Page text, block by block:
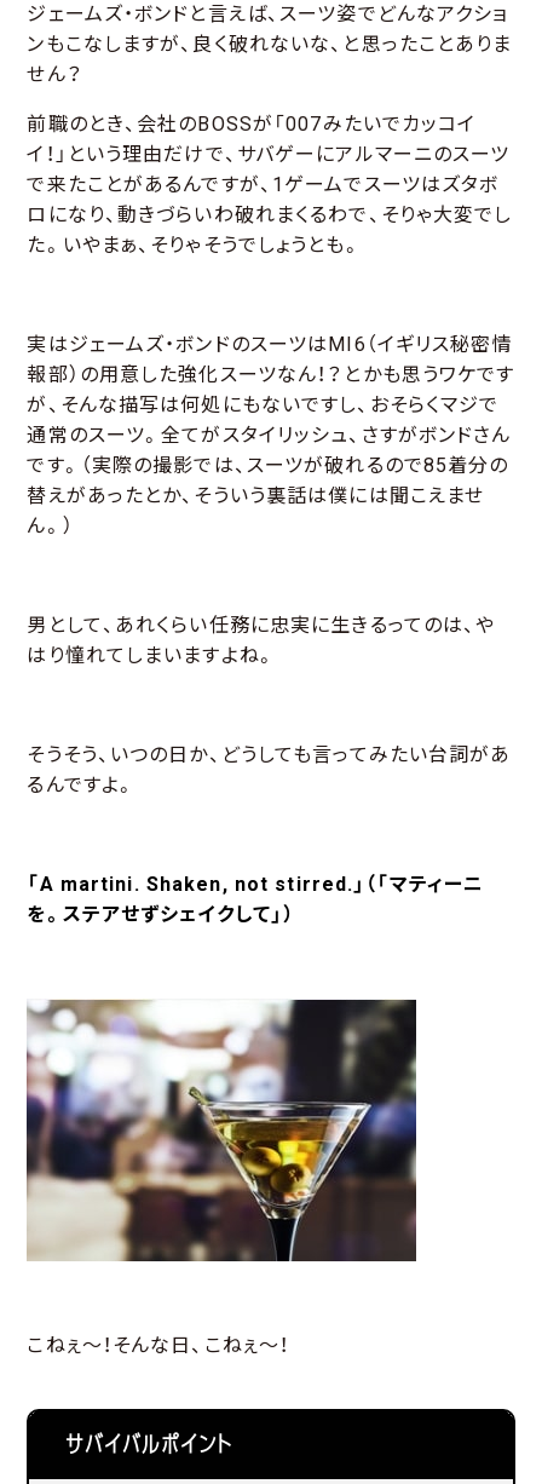
ジェームズ・ボンドと言えば、スーツ姿でどんなアクショ
ンもこなしますが、良く破れないな、と思ったことありま
せん？
前職のとき、会社のBOSSが「007みたいでカッコイ
イ！」という理由だけで、サバゲーにアルマーニのスーツ
で来たことがあるんですが、1ゲームでスーツはズタボ
ロになり、動きづらいわ破れまくるわで、そりゃ大変でし
た。いやまぁ、そりゃそうでしょうとも。
実はジェームズ・ボンドのスーツはMI6（イギリス秘密情
報部）の用意した強化スーツなん！？とかも思うワケです
が、そんな描写は何処にもないですし、おそらくマジで
通常のスーツ。全てがスタイリッシュ、さすがボンドさん
です。（実際の撮影では、スーツが破れるので85着分の
替えがあったとか、そういう裏話は僕には聞こえませ
ん。）
男として、あれくらい任務に忠実に生きるってのは、や
はり憧れてしまいますよね。
そうそう、いつの日か、どうしても言ってみたい台詞があ
るんですよ。
「A martini. Shaken, not stirred.」（「マティーニ
を。ステアせずシェイクして」）
こねぇ～！そんな日、こねぇ～！
サバイバルポイント